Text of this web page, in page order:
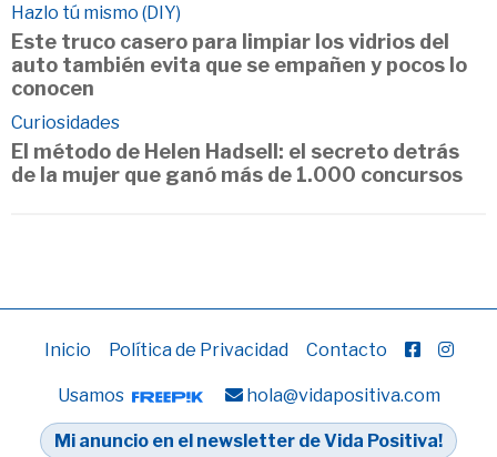
Hazlo tú mismo (DIY)
Este truco casero para limpiar los vidrios del
auto también evita que se empañen y pocos lo
conocen
Curiosidades
El método de Helen Hadsell: el secreto detrás
de la mujer que ganó más de 1.000 concursos
Inicio Política de Privacidad Contacto
Usamos hola@vidapositiva.com
Mi anuncio en el newsletter de Vida Positiva!